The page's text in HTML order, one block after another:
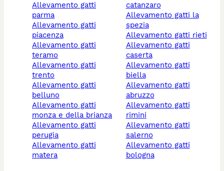
allevamento gatti
parma
allevamento gatti
piacenza
allevamento gatti
teramo
allevamento gatti
trento
allevamento gatti
belluno
allevamento gatti
monza e della brianza
allevamento gatti
perugia
allevamento gatti
matera
catanzaro
allevamento gatti la
spezia
allevamento gatti rieti
allevamento gatti
caserta
allevamento gatti
biella
allevamento gatti
abruzzo
allevamento gatti
rimini
allevamento gatti
salerno
allevamento gatti
bologna